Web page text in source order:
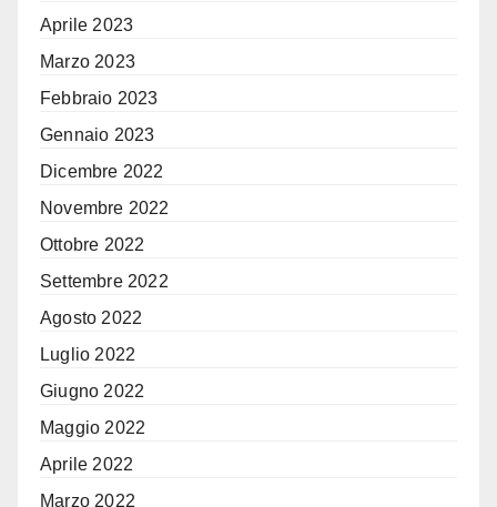
Aprile 2023
Marzo 2023
Febbraio 2023
Gennaio 2023
Dicembre 2022
Novembre 2022
Ottobre 2022
Settembre 2022
Agosto 2022
Luglio 2022
Giugno 2022
Maggio 2022
Aprile 2022
Marzo 2022